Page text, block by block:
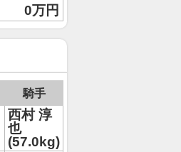
0万円
騎手
西村 淳
也
(57.0kg)